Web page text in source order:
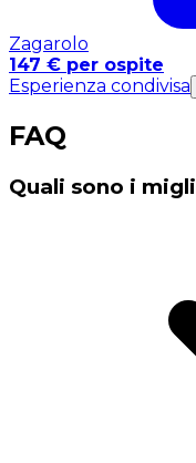
Zagarolo
147 € per ospite
Esperienza condivisa
FAQ
Quali sono i